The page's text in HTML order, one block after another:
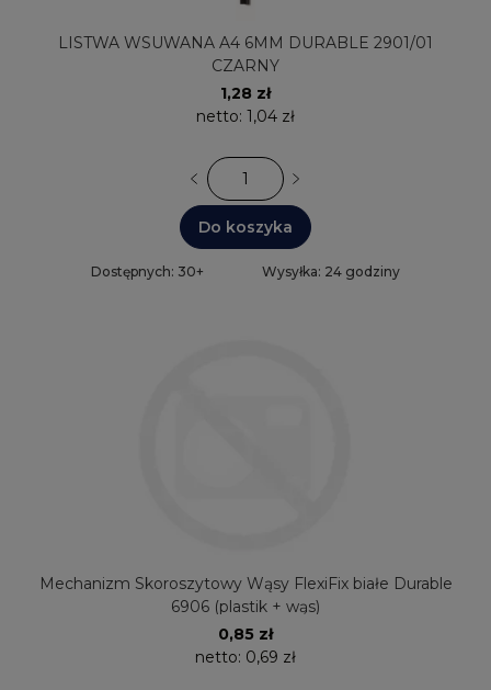
LISTWA WSUWANA A4 6MM DURABLE 2901/01
CZARNY
1,28 zł
netto: 1,04 zł
Do koszyka
Dostępnych: 30+ Wysyłka: 24 godziny
Mechanizm Skoroszytowy Wąsy FlexiFix białe Durable
6906 (plastik + wąs)
0,85 zł
netto: 0,69 zł